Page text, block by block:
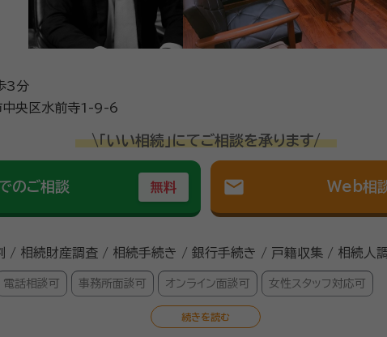
3分
中央区水前寺1-9-6
\「いい相続」にてご相談を承ります/
のご相談 無料 mail Web相
/ 相続財産調査 / 相続手続き / 銀行手続き / 戸籍収集 / 相続人
電話相談可 事務所面談可 オンライン面談可 女性スタッフ対応可